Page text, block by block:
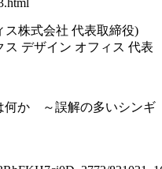
株式会社 代表取締役)
デザイン オフィス 代表
何か ～誤解の多いシンギ